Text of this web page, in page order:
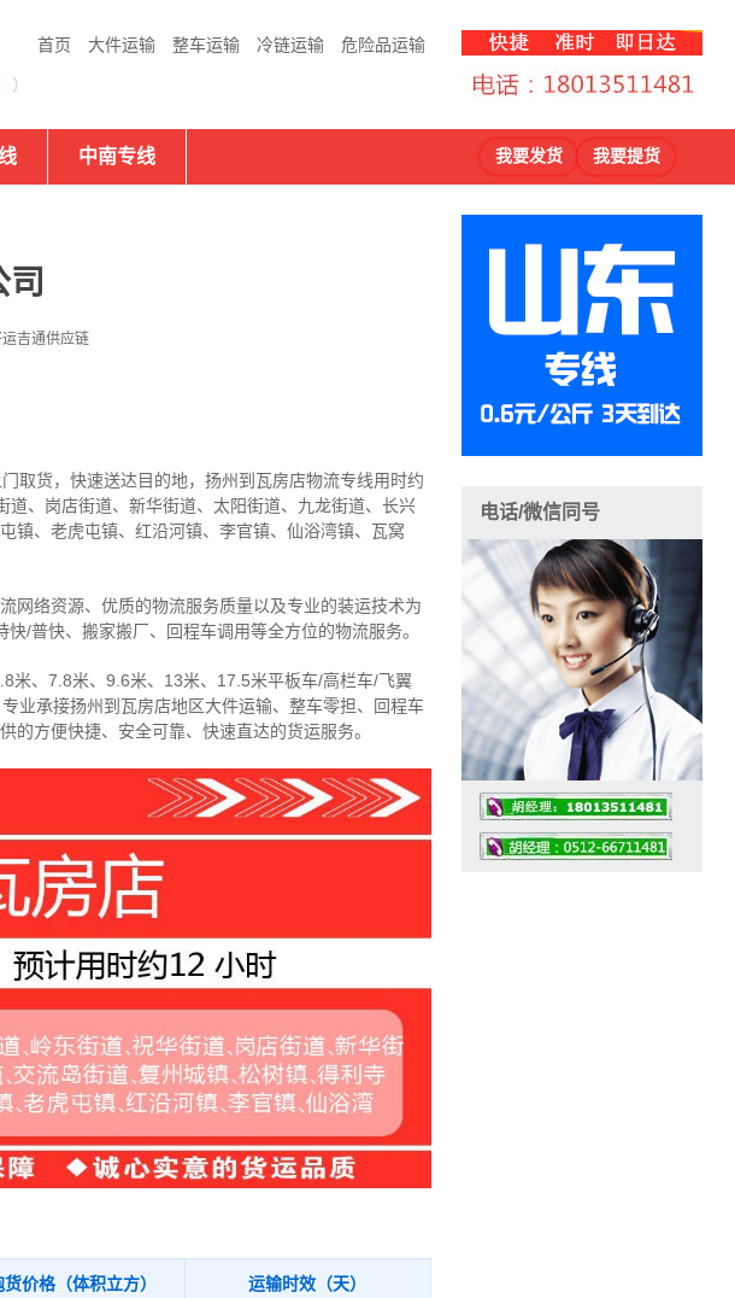
首页 大件运输 整车运输 冷链运输 危险品运输
）
中南专线 我要发货 我要提货
吉通供应链
取货，快速送达目的地，扬州到瓦房店物流专线用时约
、岗店街道、新华街道、太阳街道、九龙街道、长兴
镇、老虎屯镇、红沿河镇、李官镇、仙浴湾镇、瓦窝
网络资源、优质的物流服务质量以及专业的装运技术为
/普快、搬家搬厂、回程车调用等全方位的物流服务。
米、7.8米、9.6米、13米、17.5米平板车/高栏车/飞翼
专业承接扬州到瓦房店地区大件运输、整车零担、回程车
的方便快捷、安全可靠、快速直达的货运服务。
货价格（体积立方） 运输时效（天）
电话/微信同号